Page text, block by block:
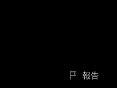
報告